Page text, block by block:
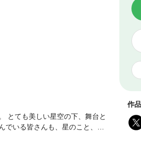
作
とても美しい星空の下、舞台と
いる皆さんも、星のこと、め
出てくる物語は、もともと小学